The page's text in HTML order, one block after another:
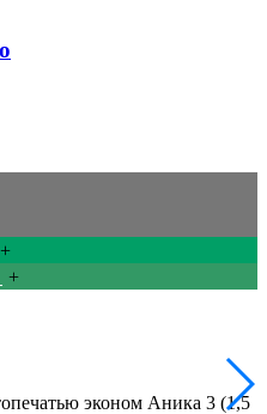
+
+
эконом Аника 3 (1,5